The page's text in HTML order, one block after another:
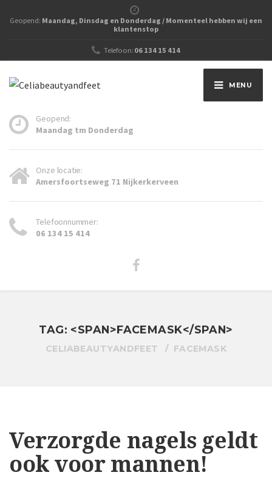
Geopend: Maandag, Dinsdag en Donderdag / Momenteel hebben wij een
klantenstop
Telefoon: 06 134 15 414
MENU
Geopend:
Maandag tm Donderdag
Onze locatie:
Amersfoortseweg 71 Nijkerkerveen
Telefoonnummer:
06 134 15 414
TAG: <SPAN>FACEMASK</SPAN>
CELIABEAUTYANDFEET FACEMASK
Verzorgde nagels geldt
ook voor mannen!